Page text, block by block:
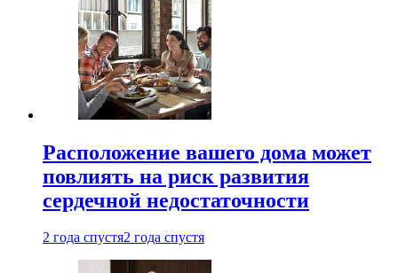
Расположение вашего дома может
повлиять на риск развития
сердечной недостаточности
2 года спустя2 года спустя